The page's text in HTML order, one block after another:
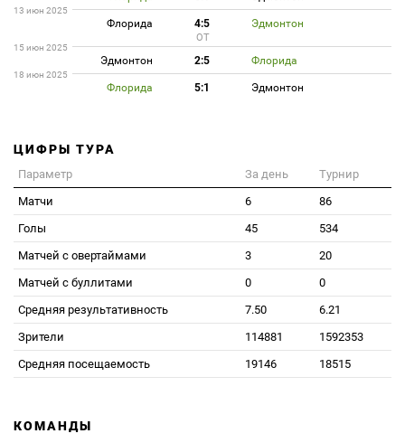
13 июн 2025
Флорида 4:5 Эдмонтон
ОТ
15 июн 2025
Эдмонтон 2:5 Флорида
18 июн 2025
Флорида 5:1 Эдмонтон
ЦИФРЫ ТУРА
Параметр За день
Турнир
Матчи
6
86
Голы
45
534
Матчей с овертаймами
3
20
Матчей с буллитами
0
0
Средняя результативность
7.50
6.21
Зрители
114881
1592353
Средняя посещаемость
19146 18515
КОМАНДЫ